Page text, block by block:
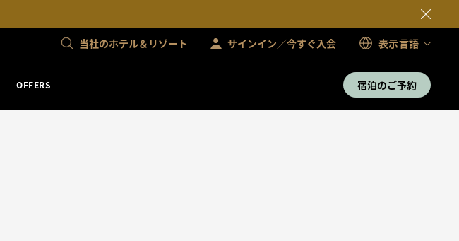
当社のホテル＆リゾート サインイン／今すぐ入会 表示言語
OFFERS 宿泊のご予約